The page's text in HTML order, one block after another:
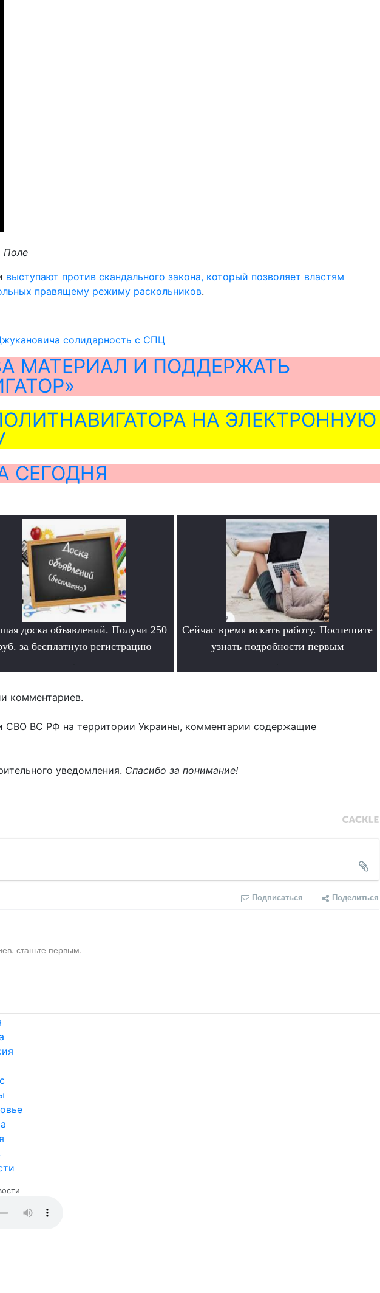
Поле
выступают против скандального закона, который позволяет властям
правящему режиму раскольников.
солидарность с СПЦ
МАТЕРИАЛ И ПОДДЕРЖАТЬ
НА ЭЛЕКТРОННУЮ
СЕГОДНЯ
доска объявлений. Получи 250
за бесплатную регистрацию
Сейчас время искать работу. Поспешите
узнать подробности первым
комментариев.
СВО ВС РФ на территории Украины, комментарии содержащие
уведомления. Спасибо за понимание!
Подписаться Поделиться
станьте первым.